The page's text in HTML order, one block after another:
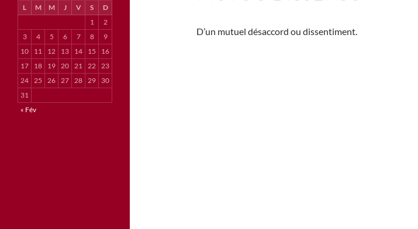
D’un mutuel désaccord ou dissentiment.
L M M J V S
D
1
2
3
4 5 6 7 8
9
10
11 12 13 14 15
16
17
18 19 20 21 22 23
24 25 26 27 28 29
30
31
« Fév